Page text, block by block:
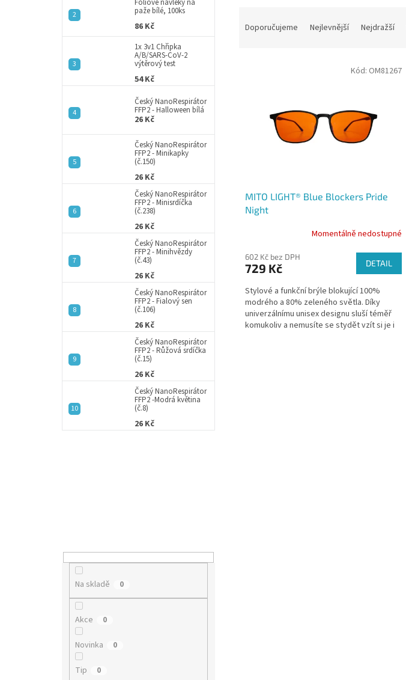
paže bílé, 100ks
86 Kč
1x 3v1 Chřipka
A/B/SARS-CoV-2
výtěrový test
54 Kč
Český NanoRespirátor
FFP2 - Halloween bílá
26 Kč
Český NanoRespirátor
FFP2 - Minikapky
(č.150)
26 Kč
Český NanoRespirátor
FFP2 - Minisrdíčka
(č.238)
26 Kč
Český NanoRespirátor
FFP2 - Minihvězdy
(č.43)
26 Kč
Český NanoRespirátor
FFP2 - Fialový sen
(č.106)
26 Kč
Český NanoRespirátor
FFP2 - Růžová srdíčka
(č.15)
26 Kč
Český NanoRespirátor
FFP2 -Modrá květina
(č.8)
26 Kč
Na skladě 0
Akce 0
Novinka 0
Tip 0
Doporučujeme Nejlevnější Nejdražší
MITO LIGHT® Blue Blockers Pride
Night
Momentálně nedostupné
602 Kč bez DPH
729 Kč DETAIL
Stylové a funkční brýle blokující 100%
modrého a 80% zeleného světla. Díky
univerzálnímu unisex designu sluší téměř
komukoliv a nemusíte se stydět vzít si je i
Kód: OM81267